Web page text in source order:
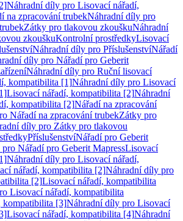
Náhradní díly pro Lisovací nářadí,
na zpracování trubekNáhradní díly pro
Zátky pro tlakovou zkouškuNáhradní
zkouškuKontrolní prostředkyLisovací
Náhradní díly pro PříslušenstvíNářadí
díly pro Nářadí pro Geberit
Náhradní díly pro Ruční lisovací
kompatibilita [1]Náhradní díly pro Lisovací
Lisovací nářadí, kompatibilita [2]Náhradní
kompatibilita [2]Nářadí na zpracování
Nářadí na zpracování trubekZátky pro
díly pro Zátky pro tlakovou
PříslušenstvíNářadí pro Geberit
Nářadí pro Geberit MapressLisovací
Náhradní díly pro Lisovací nářadí,
nářadí, kompatibilita [2]Náhradní díly pro
[2]Lisovací nářadí, kompatibilita
Lisovací nářadí, kompatibilita
kompatibilita [3]Náhradní díly pro Lisovací
Lisovací nářadí, kompatibilita [4]Náhradní